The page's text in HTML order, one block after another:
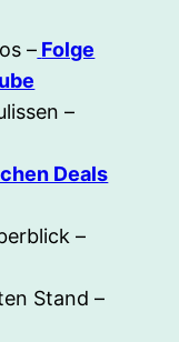
– Folge
–
Deals
–
Stand –